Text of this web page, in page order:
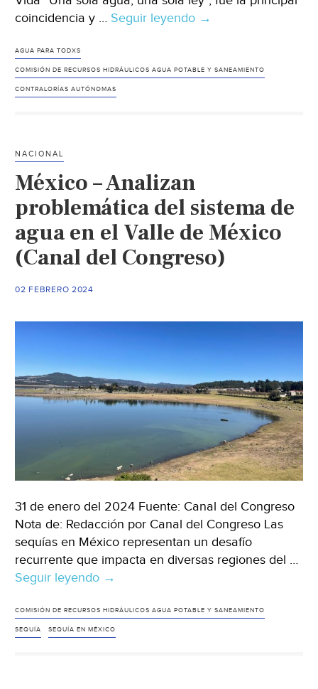
coincidencia y … Seguir leyendo México-“Una
una
abiertos
por
el
agua
(EDUCA)
→
AGUA PARA TODXS
COMISIÓN DE RECURSOS HIDRÁULICOS AGUA POTABLE Y SANEAMIENTO
CONTRALORÍAS AUTÓNOMAS
NACIONAL
México – Analizan
problemática del sistema de
agua en el Valle de México
(Canal del Congreso)
02 FEBRERO 2024
31 de enero del 2024 Fuente: Canal del Congreso
Nota de: Redacción por Canal del Congreso Las
sequías en México representan un desafío
recurrente que impacta en diversas regiones del …
Seguir leyendo México
Analizan
problemática
→
COMISIÓN DE RECURSOS HIDRÁULICOS AGUA POTABLE Y SANEAMIENTO
SEQUÍA SEQUÍA EN MÉXICO